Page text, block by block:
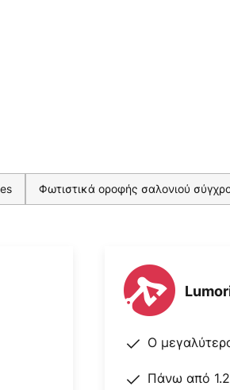
Φωτιστικά οροφής σαλονιού
Ο
Πάνω από